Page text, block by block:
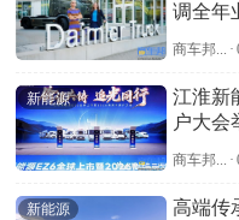
调全年
商车邦... ·
新能源
江淮新
户大会
商车邦... ·
新能源
高端传